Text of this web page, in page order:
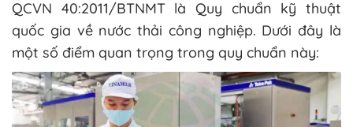
QCVN 40:2011/BTNMT là Quy chuẩn kỹ thuật
quốc gia về nước thải công nghiệp. Dưới đây là
một số điểm quan trọng trong quy chuẩn này: